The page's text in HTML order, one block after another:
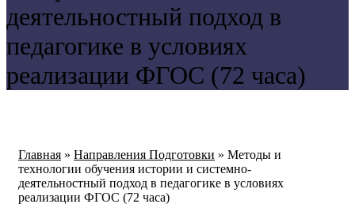
деятельностный подход в
педагогике в условиях
реализации ФГОС (72 часа)
Главная » Направления Подготовки » Методы и
технологии обучения истории и системно-
деятельностный подход в педагогике в условиях
реализации ФГОС (72 часа)